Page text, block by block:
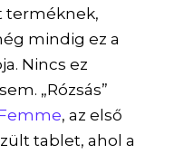
terméknek,
mindig ez a
Nincs ez
„Rózsás”
, az első
tablet, ahol a